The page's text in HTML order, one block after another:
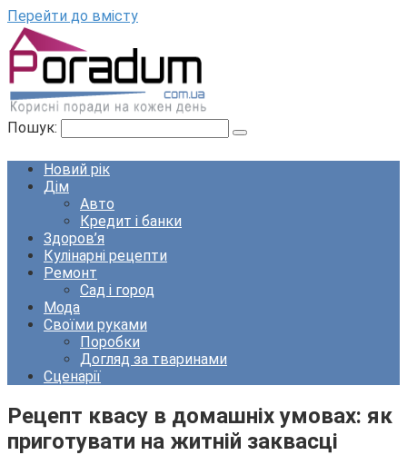
Перейти до вмісту
Пошук:
Новий рік
Дім
Авто
Кредит і банки
Здоров’я
Кулінарні рецепти
Ремонт
Сад і город
Мода
Своїми руками
Поробки
Догляд за тваринами
Сценарії
Рецепт квасу в домашніх умовах: як
приготувати на житній заквасці